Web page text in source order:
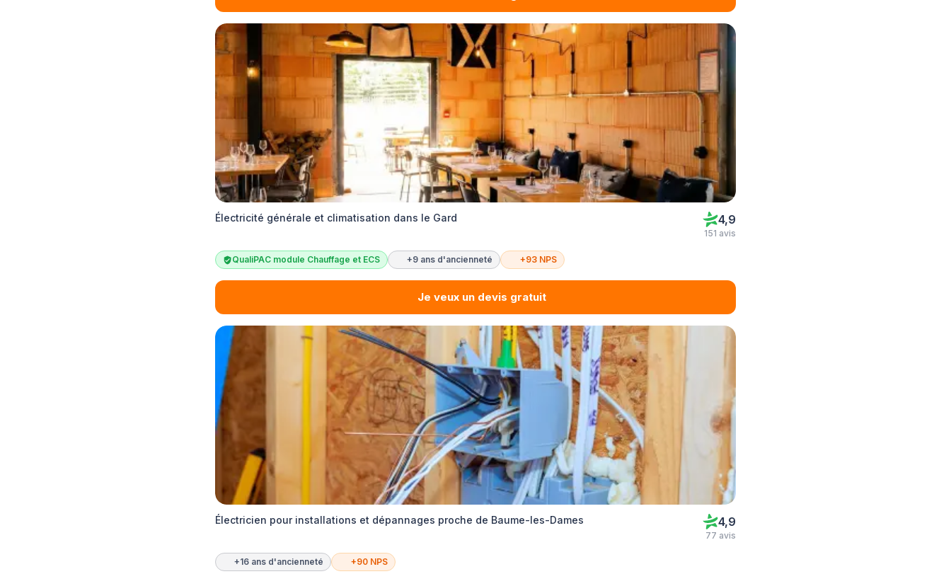
Électricité générale et climatisation dans le Gard 4,9
151 avis
QualiPAC module Chauffage et ECS +9 ans d'ancienneté +93 NPS
Je veux un devis gratuit
Électricien pour installations et dépannages proche de Baume-les-Dames 4,9
77 avis
+16 ans d'ancienneté +90 NPS